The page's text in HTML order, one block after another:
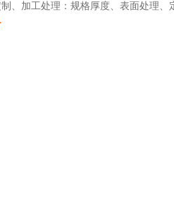
、加工处理：规格厚度、表面处理、